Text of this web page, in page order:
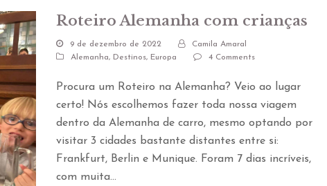
Roteiro Alemanha com crianças
9 de dezembro de 2022
Camila Amaral
Alemanha, Destinos, Europa 4 Comments
Procura um Roteiro na Alemanha? Veio ao lugar
certo! Nós escolhemos fazer toda nossa viagem
dentro da Alemanha de carro, mesmo optando por
visitar 3 cidades bastante distantes entre si:
Frankfurt, Berlin e Munique. Foram 7 dias incríveis,
com muita…